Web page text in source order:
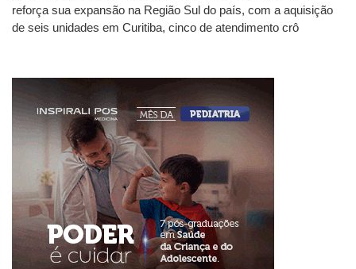
reforça sua expansão na Região Sul do país, com a aquisição
de seis unidades em Curitiba, cinco de atendimento crô